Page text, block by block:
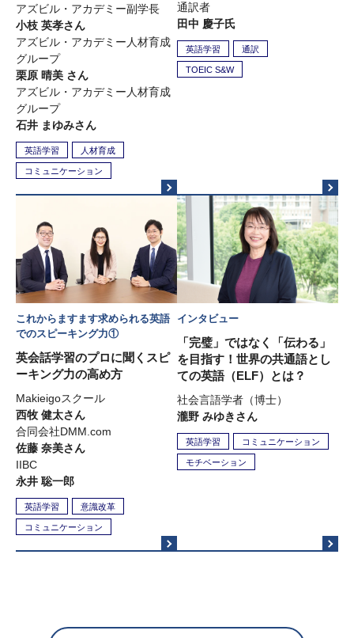
アズビル・アカデミー副学長
小枝 英孝さん
アズビル・アカデミー人材育成
グループ
栗原 晴美 さん
アズビル・アカデミー人材育成
グループ
石井 まゆみさん
英語学習 人材育成
コミュニケーション
通訳者
田中 慶子氏
英語学習 通訳
TOEIC S&W
これからますます求められる英語
でのスピーキング力①
英会話学習のプロに聞くスピ
ーキング力の高め方
Makieigoスクール
西牧 健太さん
合同会社DMM.com
佐藤 奈美さん
IIBC
永井 聡一郎
英語学習 意識改革
コミュニケーション
インタビュー
「完璧」ではなく「伝わる」
を目指す！世界の共通語とし
ての英語（ELF）とは？
社会言語学者（博士）
瀧野 みゆきさん
英語学習 コミュニケーション
モチベーション